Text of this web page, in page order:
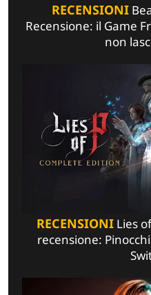
RECENSIONI
Recensione: il Game
non
RECENSIONILies
recensione: